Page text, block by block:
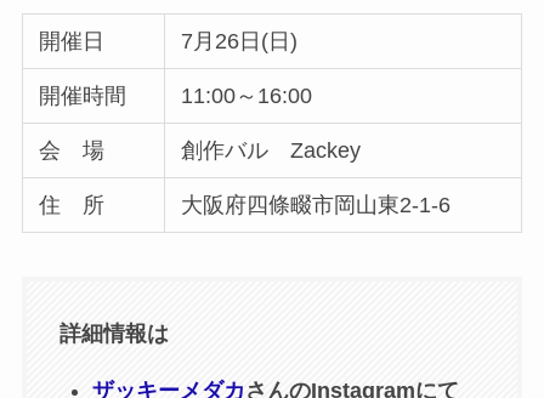
開催日 7月26日(日)
開催時間 11:00～16:00
会 場 創作バル Zackey
住 所 大阪府四條畷市岡山東2-1-6
詳細情報は
ザッキーメダカ さんのInstagramにて